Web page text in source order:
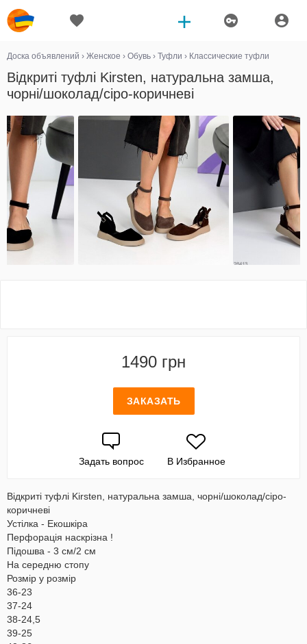
Доска объявлений › Женское › Обувь › Туфли › Классические туфли
Відкриті туфлі Kirsten, натуральна замша,
чорні/шоколад/сіро-коричневі
1490 грн
ЗАКАЗАТЬ
Задать вопрос В Избранное
Відкриті туфлі Kirsten, натуральна замша, чорні/шоколад/сіро-
коричневі
Устілка - Екошкіра
Перфорація наскрізна !
Підошва - 3 см/2 см
На середню стопу
Розмір у розмір
36-23
37-24
38-24,5
39-25